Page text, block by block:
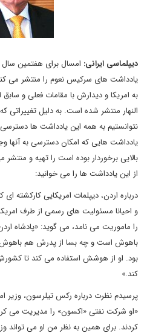
دیپلماسی ایرانی: امسال برای هفتمین سال
یادداشت های سرکیس نعوم را منتشر می
به امریکا و دیدارش با مقامات فعلی و
النهار منتشر شده است. به دلیل تغییراتی که
نتوانستیم به همه این یادداشت ها دسترسی
یادداشت هایی که امکان دسترسی به آنها
بالایی برخوردار بوده است را تهیه و
از این یادداشت ها را می خوانید:
درباره اردن، دیپلمات امریکایی کارکشته
و احیانا مسئولیت های رسمی از طرف
را ماموریت می نامد، می گوید: «پادشاه
باهوش است و چه بسا از پدرش هم باهوش
بود. او از هوشش استفاده می کند تا
کند.»
پرسیدم نظرت درباره رکس تیلرسون،